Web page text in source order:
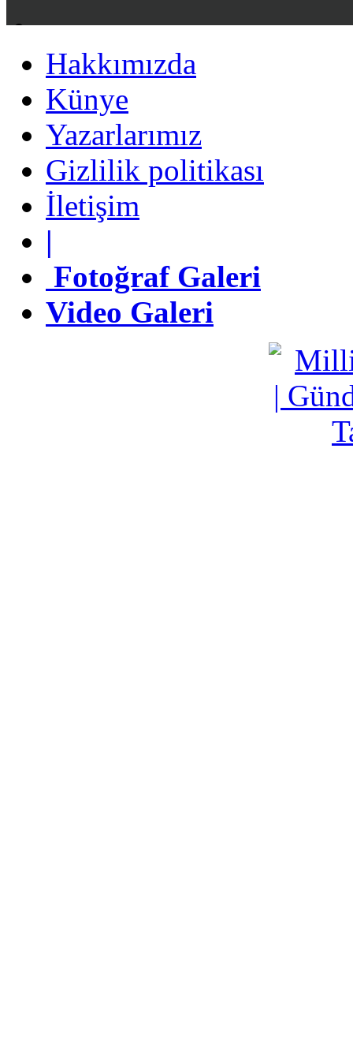
Künye
Yazarlarımız
Gizlilik politikası
İletişim
Fotoğraf Galeri
Video Galeri
Hakkımızda
Künye
Yazarlarımız
Gizlilik politikası
İletişim
|
Fotoğraf Galeri
Video Galeri